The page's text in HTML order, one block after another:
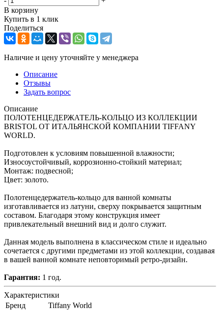
В корзину
Купить в 1 клик
Поделиться
Наличие и цену уточняйте у менеджера
Описание
Отзывы
Задать вопрос
Описание
ПОЛОТЕНЦЕДЕРЖАТЕЛЬ-КОЛЬЦО ИЗ КОЛЛЕКЦИИ
BRISTOL ОТ ИТАЛЬЯНСКОЙ КОМПАНИИ TIFFANY
WORLD.
Подготовлен к условиям повышенной влажности;
Износоустойчивый, коррозионно-стойкий материал;
Монтаж: подвесной;
Цвет: золото.
Полотенцедержатель-кольцо для ванной комнаты
изготавливается из латуни, сверху покрывается защитным
составом. Благодаря этому конструкция имеет
привлекательный внешний вид и долго служит.
Данная модель выполнена в классическом стиле и идеально
сочетается с другими предметами из этой коллекции, создавая
в вашей ванной комнате неповторимый ретро-дизайн.
Гарантия: 1 год.
Характеристики
Бренд
Tiffany World